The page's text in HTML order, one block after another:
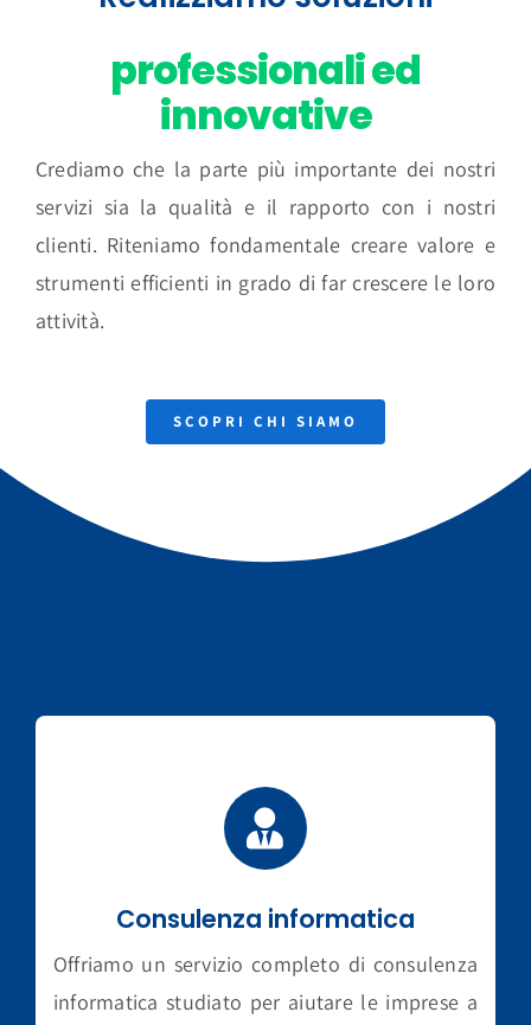
professionali ed
innovative
Crediamo che la parte più importante dei nostri
servizi sia la qualità e il rapporto con i nostri
clienti. Riteniamo fondamentale creare valore e
strumenti efficienti in grado di far crescere le loro
attività.
SCOPRI CHI SIAMO
Consulenza informatica
Offriamo un servizio completo di consulenza
informatica studiato per aiutare le imprese a